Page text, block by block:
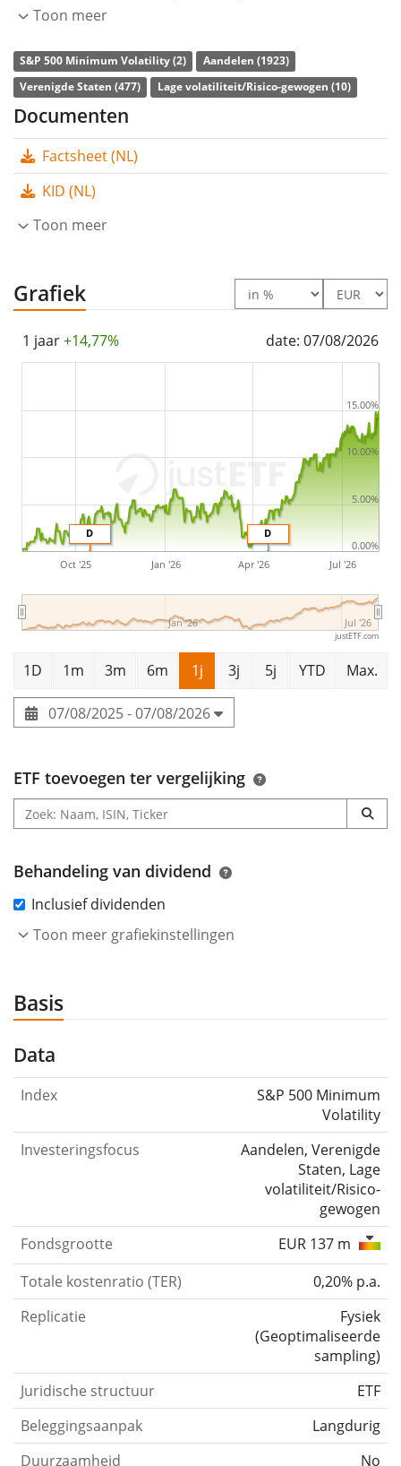
S&P 500. The S&P 500 index tracks large cap US stocks.
The ETF'sTER(total expense ratio) amounts to
p.a.. The iShares Edge S&P 500 Minimum Volatility
UCITS ETF USD (Dist) is the cheapest ETF that tracks the
the performance of the underlying index by
technique(buying a selection of the most relevant
distributedto the investors (Halfjaarlijks).
The iShares Edge S&P 500 Minimum Volatility UCITS ETF
USD (Dist) has
137m Euro assets under management
domiciled in Ierland
Toon meer
S&P 500 Minimum Volatility (2)
Aandelen (1923)
Verenigde Staten (477)
Lage volatiliteit/Risico-gewogen (10)
Documenten
Factsheet (NL)
KID (NL)
Toon meer
Grafiek
1 jaar+14,77% date: 07/08/2026
D
D
Oct '25 Jan '26 Apr '26 Jul '26
Jan '26 Jul '26
0.00%
5.00%
10.00%
15.00%
justETF.com
1D 1m 3m 6m 1j 3j 5j YTD Max.
07/08/2025 - 07/08/2026
ETF toevoegen ter vergelijking
Behandeling van dividend
Inclusief dividenden
Toon meer grafiekinstellingen
Basis
Data
Index
S&P 500 Minimum
Volatility
Investeringsfocus
Aandelen, Verenigde
Staten, Lage
volatiliteit/Risico-
gewogen
Fondsgrootte
EUR 137 m
Totale kostenratio (TER)
0,20% p.a.
Replicatie
Fysiek
(Geoptimaliseerde
sampling)
Juridische structuur
ETF
Beleggingsaanpak
Langdurig
Duurzaamheid
No